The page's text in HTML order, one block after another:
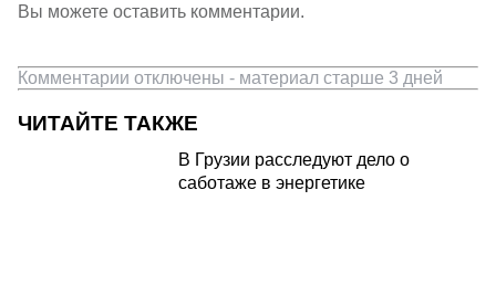
Вы можете оставить комментарии.
Комментарии отключены - материал старше 3 дней
ЧИТАЙТЕ ТАКЖЕ
В Грузии расследуют дело о
саботаже в энергетике